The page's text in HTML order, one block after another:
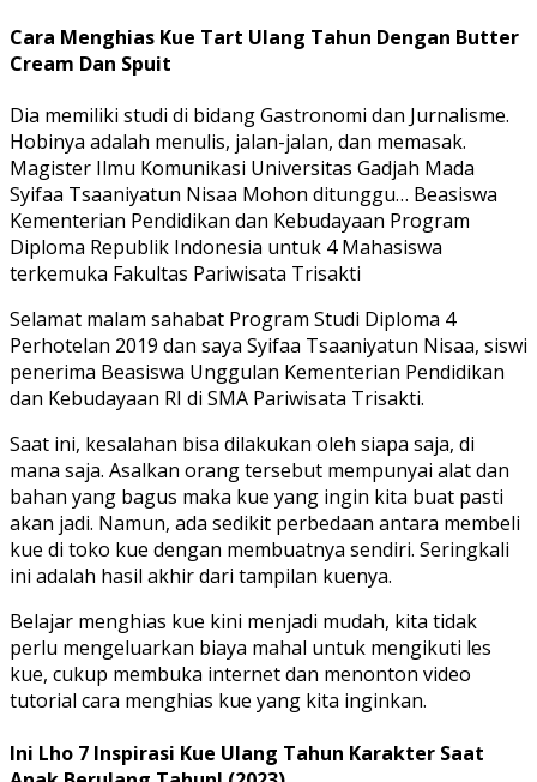
Cara Menghias Kue Tart Ulang Tahun Dengan Butter
Cream Dan Spuit
Dia memiliki studi di bidang Gastronomi dan Jurnalisme.
Hobinya adalah menulis, jalan-jalan, dan memasak.
Magister Ilmu Komunikasi Universitas Gadjah Mada
Syifaa Tsaaniyatun Nisaa Mohon ditunggu… Beasiswa
Kementerian Pendidikan dan Kebudayaan Program
Diploma Republik Indonesia untuk 4 Mahasiswa
terkemuka Fakultas Pariwisata Trisakti
Selamat malam sahabat Program Studi Diploma 4
Perhotelan 2019 dan saya Syifaa Tsaaniyatun Nisaa, siswi
penerima Beasiswa Unggulan Kementerian Pendidikan
dan Kebudayaan RI di SMA Pariwisata Trisakti.
Saat ini, kesalahan bisa dilakukan oleh siapa saja, di
mana saja. Asalkan orang tersebut mempunyai alat dan
bahan yang bagus maka kue yang ingin kita buat pasti
akan jadi. Namun, ada sedikit perbedaan antara membeli
kue di toko kue dengan membuatnya sendiri. Seringkali
ini adalah hasil akhir dari tampilan kuenya.
Belajar menghias kue kini menjadi mudah, kita tidak
perlu mengeluarkan biaya mahal untuk mengikuti les
kue, cukup membuka internet dan menonton video
tutorial cara menghias kue yang kita inginkan.
Ini Lho 7 Inspirasi Kue Ulang Tahun Karakter Saat